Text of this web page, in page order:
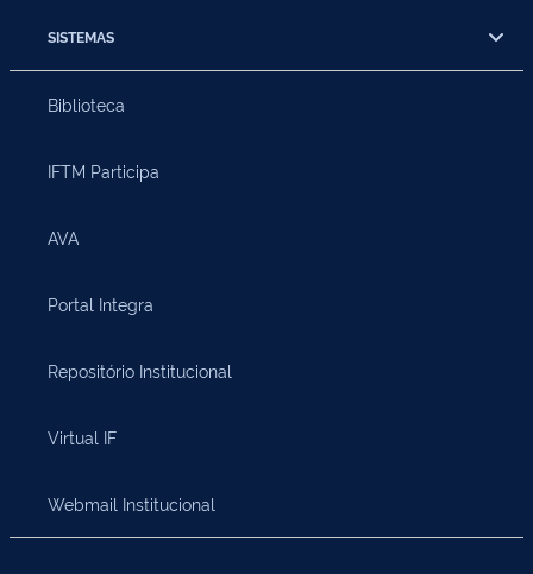
SISTEMAS
Biblioteca
IFTM Participa
AVA
Portal Integra
Repositório Institucional
Virtual IF
Webmail Institucional